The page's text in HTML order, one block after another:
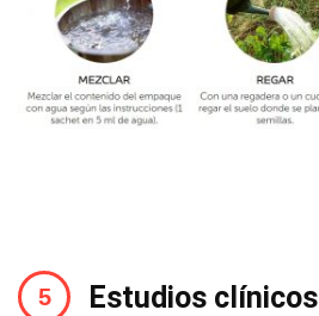
Estudios clínicos